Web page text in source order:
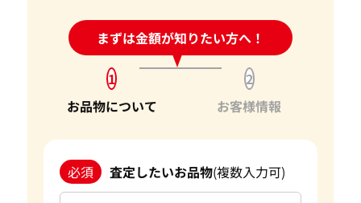
まずは金額が知りたい方へ！
24時間受付中!問い合わせフォーム
1
お品物について
2
お客様情報
必須 査定したいお品物(複数入力可)